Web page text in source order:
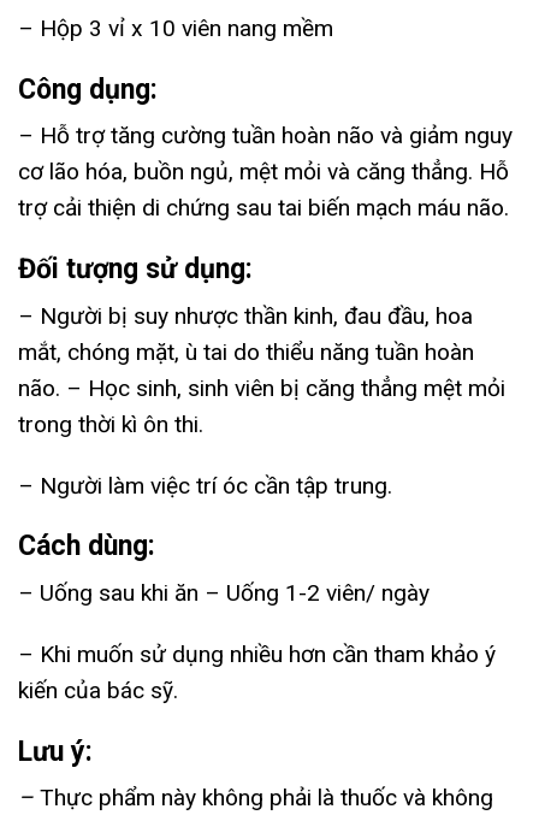
– Hộp 3 vỉ x 10 viên nang mềm
Công dụng:
– Hỗ trợ tăng cường tuần hoàn não và giảm nguy
cơ lão hóa, buồn ngủ, mệt mỏi và căng thẳng. Hỗ
trợ cải thiện di chứng sau tai biến mạch máu não.
Đối tượng sử dụng:
– Người bị suy nhược thần kinh, đau đầu, hoa
mắt, chóng mặt, ù tai do thiểu năng tuần hoàn
não. – Học sinh, sinh viên bị căng thẳng mệt mỏi
trong thời kì ôn thi.
– Người làm việc trí óc cần tập trung.
Cách dùng:
– Uống sau khi ăn – Uống 1-2 viên/ ngày
– Khi muốn sử dụng nhiều hơn cần tham khảo ý
kiến của bác sỹ.
Lưu ý:
– Thực phẩm này không phải là thuốc và không